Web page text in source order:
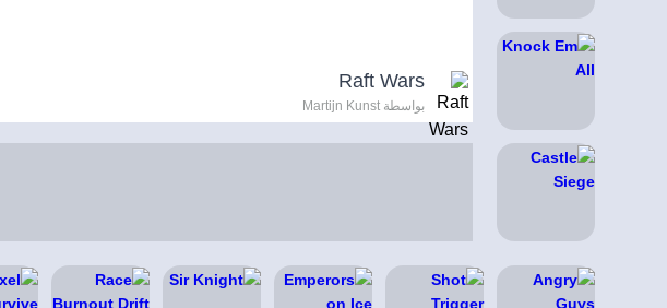
Raft Wars
بواسطة Martijn Kunst